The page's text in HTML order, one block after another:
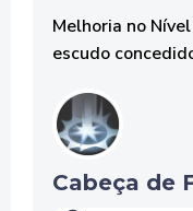
Melhoria no
escudo
Cabeça de